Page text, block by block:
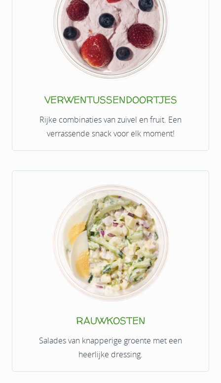
VERWENTUSSENDOORTJES
Rijke combinaties van zuivel en fruit. Een
verrassende snack voor elk moment!
RAUWKOSTEN
Salades van knapperige groente met een
heerlijke dressing.